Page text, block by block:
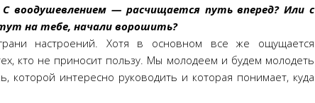
воодушевлением — расчищается путь вперед? Или с
на тебе, начали ворошить?
настроений. Хотя в основном все же ощущается
кто не приносит пользу. Мы молодеем и будем молодеть
интересно руководить и которая понимает, куда